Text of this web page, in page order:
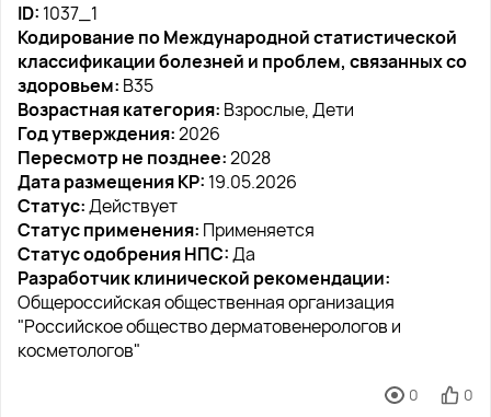
ID: 1037_1
Кодирование по Международной статистической
классификации болезней и проблем, связанных со
здоровьем: B35
Возрастная категория: Взрослые, Дети
Год утверждения:2026
Пересмотр не позднее:2028
Дата размещения КР: 19.05.2026
Статус:Действует
Статус применения: Применяется
Статус одобрения НПС:Да
Разработчик клинической рекомендации:
Общероссийская общественная организация
"Российское общество дерматовенерологов и
косметологов"
0 0